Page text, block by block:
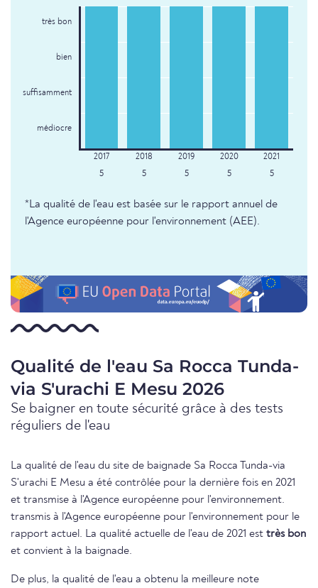
très bon
bien
suffisamment
médiocre
5 5 5 5 5
*La qualité de l'eau est basée sur le rapport annuel de
l'Agence européenne pour l'environnement (AEE).
Qualité de l'eau Sa Rocca Tunda-
via S'urachi E Mesu 2026
Se baigner en toute sécurité grâce à des tests
réguliers de l'eau
La qualité de l'eau du site de baignade Sa Rocca Tunda-via
S'urachi E Mesu a été contrôlée pour la dernière fois en 2021
et transmise à l'Agence européenne pour l'environnement.
transmis à l'Agence européenne pour l'environnement pour le
rapport actuel. La qualité actuelle de l'eau de 2021 est très bon
et convient à la baignade.
De plus, la qualité de l'eau a obtenu la meilleure note